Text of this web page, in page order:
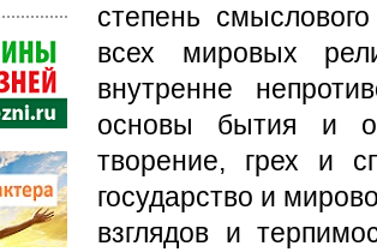
степень
всех мировых
внутренне
основы бытия и
творение, грех и
государство и
взглядов и